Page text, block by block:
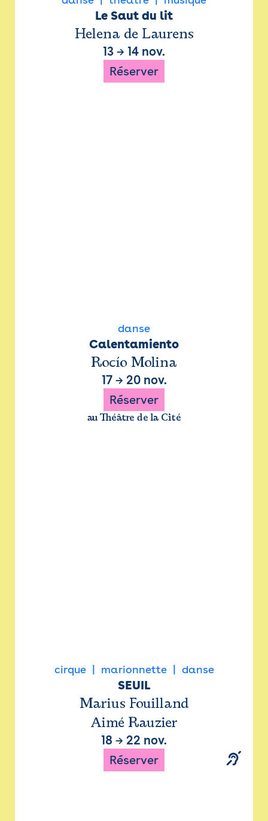
Le Saut du lit
Helena de Laurens
13 → 14 nov.
Réserver
danse
Calentamiento
Rocío Molina
17→ 20 nov.
Réserver
au Théâtre de la Cité
cirque marionnette danse
SEUIL
Marius Fouilland
Aimé Rauzier
18 → 22 nov.
Réserver